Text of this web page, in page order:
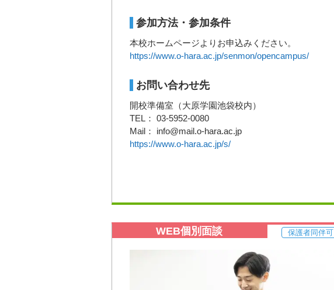
参加方法・参加条件
本校ホームページよりお申込みください。
https://www.o-hara.ac.jp/senmon/opencampus/
お問い合わせ先
開校準備室（大原学園池袋校内）
TEL： 03-5952-0080
Mail： info@mail.o-hara.ac.jp
https://www.o-hara.ac.jp/s/
WEB個別面談 保護者同伴可